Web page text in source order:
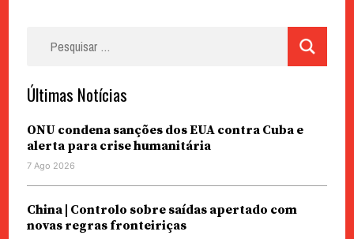
Últimas Notícias
ONU condena sanções dos EUA contra Cuba e
alerta para crise humanitária
7 Ago 2026
China | Controlo sobre saídas apertado com
novas regras fronteiriças